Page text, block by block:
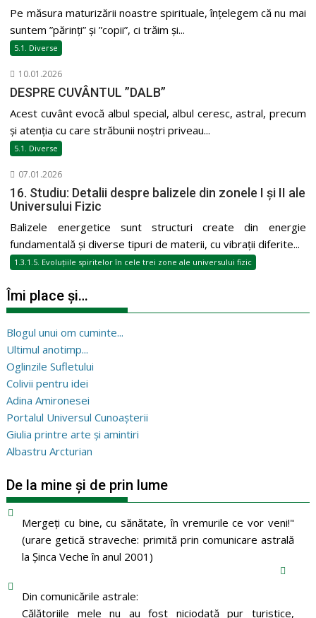
Pe măsura maturizării noastre spirituale, înțelegem că nu mai
suntem ”părinți” și ”copii”, ci trăim și...
5.1. Diverse
10.01.2026
DESPRE CUVÂNTUL ”DALB”
Acest cuvânt evocă albul special, albul ceresc, astral, precum
și atenția cu care străbunii noștri priveau...
5.1. Diverse
07.01.2026
16. Studiu: Detalii despre balizele din zonele I și II ale
Universului Fizic
Balizele energetice sunt structuri create din energie
fundamentală și diverse tipuri de materii, cu vibrații diferite...
1.3.1.5. Evoluțiile spiritelor în cele trei zone ale universului fizic
Îmi place și…
Blogul unui om cuminte...
Ultimul anotimp...
Oglinzile Sufletului
Colivii pentru idei
Adina Amironesei
Portalul Universul Cunoașterii
Giulia printre arte și amintiri
Albastru Arcturian
De la mine și de prin lume
Mergeţi cu bine, cu sănătate, în vremurile ce vor veni!"
(urare getică straveche: primită prin comunicare astrală
la Şinca Veche în anul 2001)
Din comunicările astrale:
Călătoriile mele nu au fost niciodată pur turistice,